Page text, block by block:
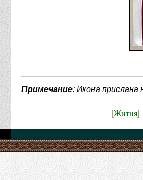
Примечание: Икона
[Жития